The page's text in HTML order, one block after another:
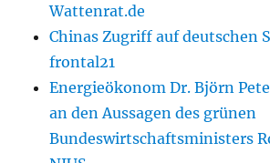
Wattenrat.de
Chinas Zugriff auf deutschen
frontal21
Energieökonom Dr. Björn
an den Aussagen des grünen
Bundeswirtschaftsministers